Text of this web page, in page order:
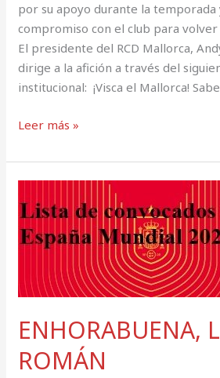
por su apoyo durante la temporada
compromiso con el club para
El presidente del RCD Mallorca,
dirige a la afición a través del
institucional: ¡Visca el Mallorca!
Leer más »
ENHORABUENA,
ROMÁN
ENHORABUENA,
LEO
ROMÁN